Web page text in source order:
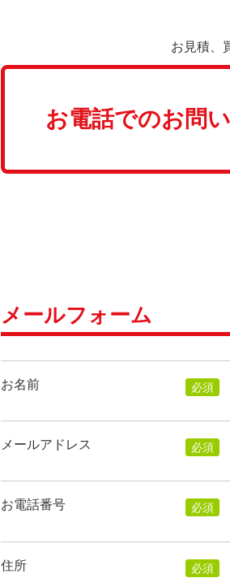
お見積、
お電話でのお問
メールフォーム
必須
お名前
必須
メールアドレス
必須
お電話番号
必須
住所